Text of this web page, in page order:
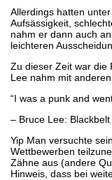
Allerdings hatten
Aufsässigkeit,
nahm er dann auch
leichteren
Zu dieser Zeit war die
Lee nahm mit
“I was a punk and
– Bruce Lee:
Yip Man versuchte
Wettbewerben
Zähne aus (andere
Hinweis, dass bei